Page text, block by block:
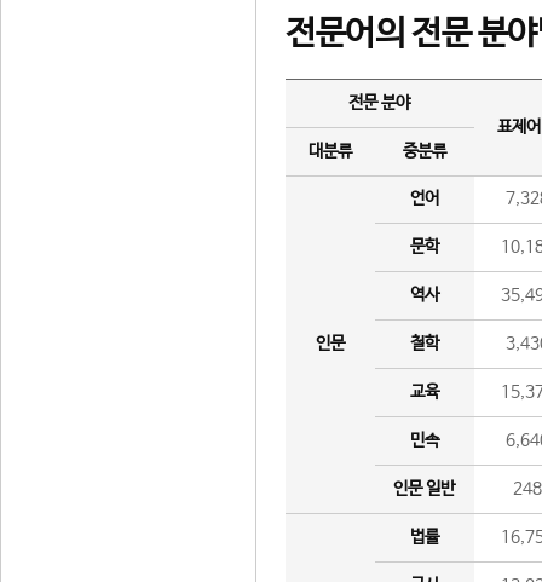
전문어의 전문 분
전문 분야
표제
대분류
중분류
인문
언어
문학
역사
철학
교육
민속
인문 일반 248
법률